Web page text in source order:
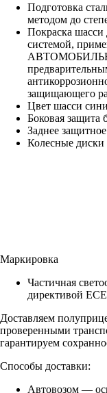
Подготовка
методом до
Покраска
системой,
защищающего
Цвет шасси
Боковая защита
Заднее
Колесные диски
Маркировка
Частичная
директивой
Доставляем
проверенными
гарантируем
Способы доставки:
Автовозом —